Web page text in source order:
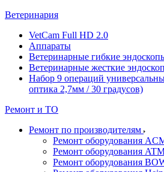
Ветеринария
VetCam Full HD 2.0
Аппараты
Ветеринарные гибкие
Ветеринарные жесткие
Набор 9 операций
оптика 2,7мм / 30 градусов)
Ремонт и ТО
Ремонт по производителям
Ремонт оборудования
Ремонт оборудования
Ремонт оборудования